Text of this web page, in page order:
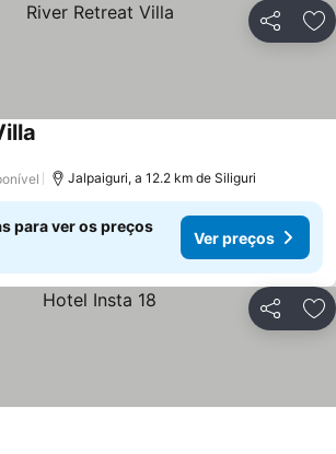
Partilhar
Jalpaiguri, a 12.2 km de Siliguri
para ver os preços
Ver preços
Partilhar